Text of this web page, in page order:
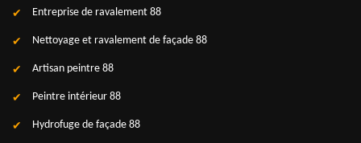
Entreprise de ravalement 88
Nettoyage et ravalement de façade 88
Artisan peintre 88
Peintre intérieur 88
Hydrofuge de façade 88